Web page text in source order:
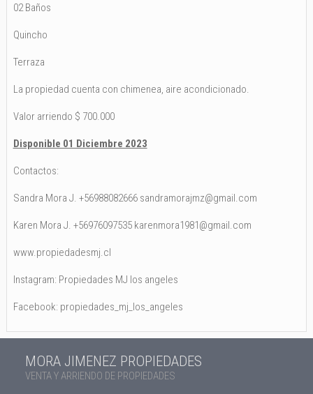
02 Baños
Quincho
Terraza
La propiedad cuenta con chimenea, aire acondicionado.
Valor arriendo $ 700.000
Disponible 01 Diciembre 2023
Contactos:
Sandra Mora J. +56988082666 sandramorajmz@gmail.com
Karen Mora J. +56976097535 karenmora1981@gmail.com
www.propiedadesmj.cl
Instagram: Propiedades MJ los angeles
Facebook: propiedades_mj_los_angeles
MORA JIMENEZ PROPIEDADES
VENTA Y ARRIENDO DE PROPIEDADES